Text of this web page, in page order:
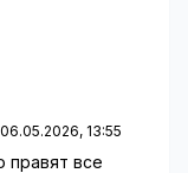
06.05.2026, 13:55
правят все